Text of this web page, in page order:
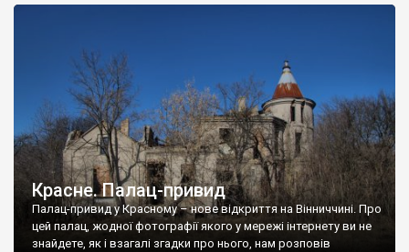
Красне. Палац-привид
Палац-привид у Красному – нове відкриття на Вінниччині. Про
цей палац, жодної фотографії якого у мережі інтернету ви не
знайдете, як і взагалі згадки про нього, нам розповів